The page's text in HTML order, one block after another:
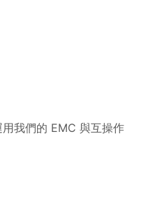
我們的 EMC 與互操作